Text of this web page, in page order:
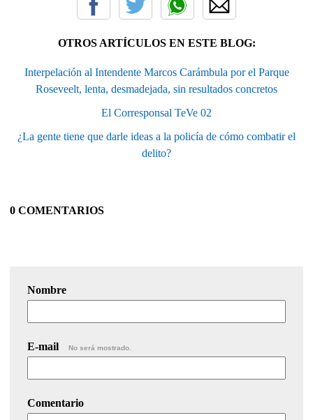
OTROS ARTÍCULOS EN ESTE BLOG:
Interpelación al Intendente Marcos Carámbula por el Parque
Roseveelt, lenta, desmadejada, sin resultados concretos
El Corresponsal TeVe 02
¿La gente tiene que darle ideas a la policía de cómo combatir el
delito?
0 COMENTARIOS
Nombre
E-mail No será mostrado.
Comentario